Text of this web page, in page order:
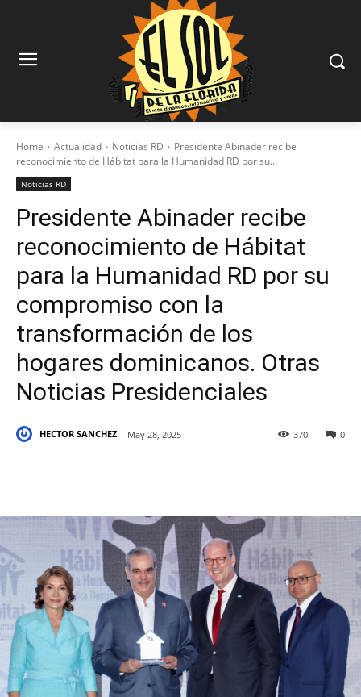
Home Actualidad Noticias RD
Presidente Abinader recibe
reconocimiento de Hábitat para la Humanidad RD por su...
Noticias RD
Presidente Abinader recibe
reconocimiento de Hábitat
para la Humanidad RD por su
compromiso con la
transformación de los
hogares dominicanos. Otras
Noticias Presidenciales
HECTOR SANCHEZ May 28, 2025 0
370